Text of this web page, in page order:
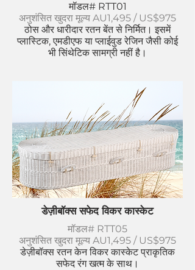
मॉडल# RTT01
अनुशंसित खुदरा मूल्य AU1,495 / US$975
ठोस और धारीदार रतन बेंत से निर्मित। इसमें
प्लास्टिक, एमडीएफ या प्लाईवुड रेजिन जैसी कोई
भी सिंथेटिक सामग्री नहीं है।
डेज़ीबॉक्स सफेद विकर कास्केट
मॉडल# RTT05
अनुशंसित खुदरा मूल्य AU1,495 / US$975
डेज़ीबॉक्स रतन केन विकर कास्केट प्राकृतिक
सफेद रंग खत्म के साथ।